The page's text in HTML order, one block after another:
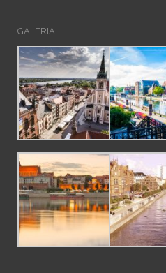
GALERIA